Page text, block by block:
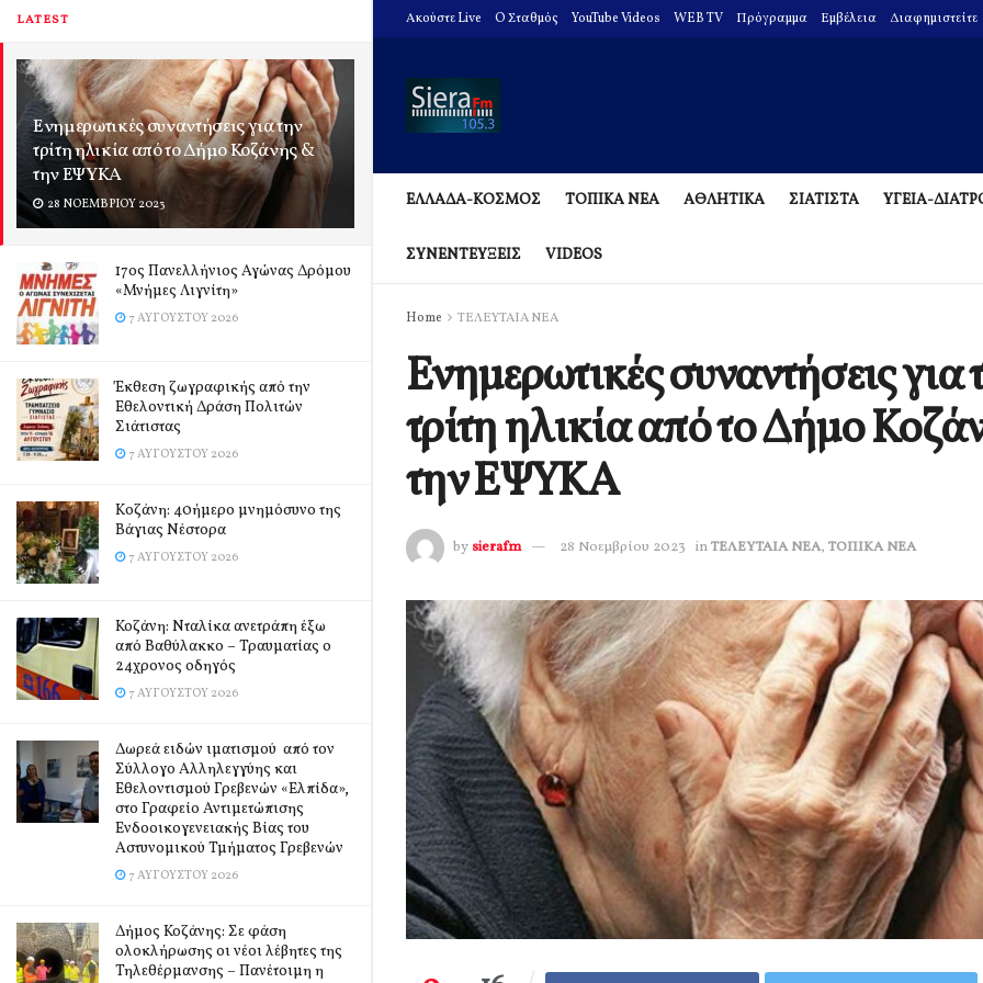
LATEST
Ενημερωτικές συναντήσεις για την
τρίτη ηλικία από το Δήμο Κοζάνης &
την ΕΨΥΚΑ
28 ΝΟΕΜΒΡΊΟΥ 2023
17ος Πανελλήνιος Αγώνας Δρόμου
«Μνήμες Λιγνίτη»
7 ΑΥΓΟΎΣΤΟΥ 2026
Έκθεση ζωγραφικής από την
Εθελοντική Δράση Πολιτών
Σιάτιστας
7 ΑΥΓΟΎΣΤΟΥ 2026
Kοζάνη: 40ήμερο μνημόσυνο της
Βάγιας Νέστορα
7 ΑΥΓΟΎΣΤΟΥ 2026
Κοζάνη: Νταλίκα ανετράπη έξω
από Βαθύλακκο – Τραυματίας ο
24χρονος οδηγός
7 ΑΥΓΟΎΣΤΟΥ 2026
Δωρεά ειδών ιματισμού από τον
Σύλλογο Αλληλεγγύης και
Εθελοντισμού Γρεβενών «Ελπίδα»,
στο Γραφείο Αντιμετώπισης
Ενδοοικογενειακής Βίας του
Αστυνομικού Τμήματος Γρεβενών
7 ΑΥΓΟΎΣΤΟΥ 2026
Δήμος Κοζάνης: Σε φάση
ολοκλήρωσης οι νέοι λέβητες της
Τηλεθέρμανσης – Πανέτοιμη η
Ακούστε Live O Σταθμός YouTube Videos WEB TV Πρόγραμμα Εμβέλεια Διαφημιστείτε
ΕΛΛΑΔΑ-ΚΟΣΜΟΣ ΤΟΠΙΚΑ ΝΕΑ ΑΘΛΗΤΙΚΑ ΣΙΑΤΙΣΤΑ ΥΓΕΙΑ-
ΣΥΝΕΝΤΕΥΞΕΙΣ VIDEOS
Home ΤΕΛΕΥΤΑΙΑ ΝΕΑ
Ενημερωτικές συναντήσεις για
τρίτη ηλικία από το Δήμο
την ΕΨΥΚΑ
by sierafm 28 Νοεμβρίου 2023 inΤΕΛΕΥΤΑΙΑ ΝΕΑ, ΤΟΠΙΚΑ ΝΕΑ